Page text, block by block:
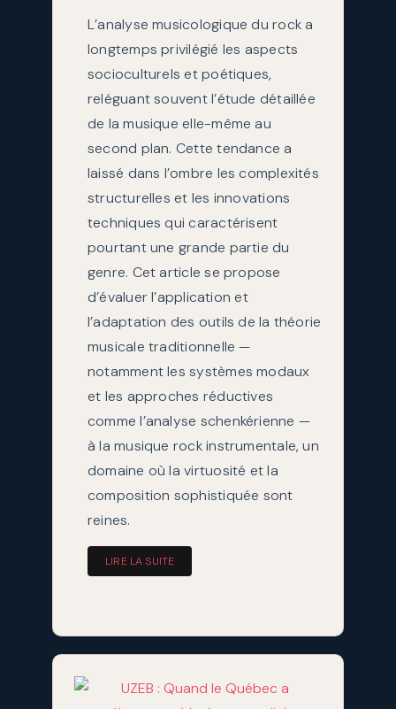
L’analyse musicologique du rock a
longtemps privilégié les aspects
socioculturels et poétiques,
reléguant souvent l’étude détaillée
de la musique elle-même au
second plan. Cette tendance a
laissé dans l’ombre les complexités
structurelles et les innovations
techniques qui caractérisent
pourtant une grande partie du
genre. Cet article se propose
d’évaluer l’application et
l’adaptation des outils de la théorie
musicale traditionnelle —
notamment les systèmes modaux
et les approches réductives
comme l’analyse schenkérienne —
à la musique rock instrumentale, un
domaine où la virtuosité et la
composition sophistiquée sont
reines.
LIRE LA SUITE